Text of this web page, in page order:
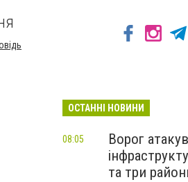
ОСТАННІ НОВИНИ
Ворог
та три
08:05